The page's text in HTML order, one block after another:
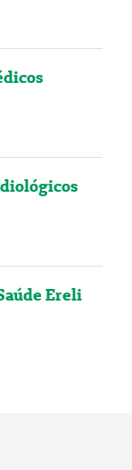
Ereli